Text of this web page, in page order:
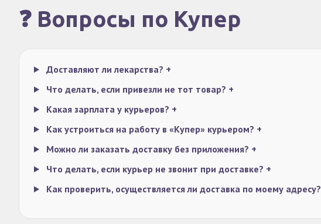
❓ Вопросы по Купер
Доставляют ли лекарства? +
Что делать, если привезли не тот товар? +
Какая зарплата у курьеров? +
Как устроиться на работу в «Купер» курьером? +
Можно ли заказать доставку без приложения? +
Что делать, если курьер не звонит при доставке? +
Как проверить, осуществляется ли доставка по моему адресу?